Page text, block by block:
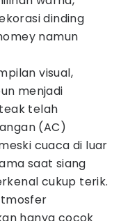
dinding
namun
visual,
menjadi
telah
(AC)
cuaca di luar
saat siang
cukup terik.